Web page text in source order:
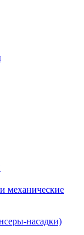
механические
насадки)